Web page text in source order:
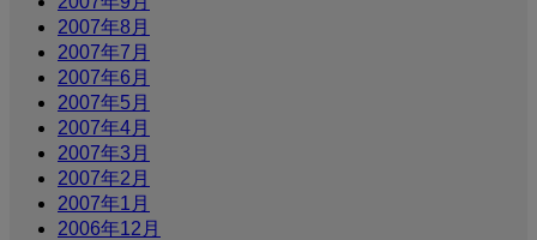
2007年8月
2007年7月
2007年6月
2007年5月
2007年4月
2007年3月
2007年2月
2007年1月
2006年12月